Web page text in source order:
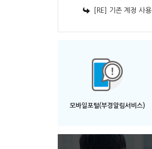
[RE] 기존 계정 사
모바일포털(부경알림서비스)